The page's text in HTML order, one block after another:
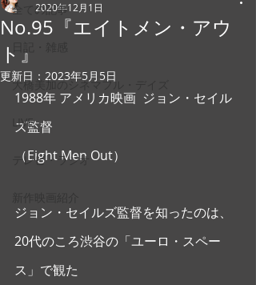
全ての記事
大橋美加のシネマフル・デイズ
LIVE
テレビ・ラジオ
No.95『エイトメン・アウ
ト』
2020年12月1日
更新日： 2023年5月5日
1988年 アメリカ映画  ジョン・セイル
ズ監督
（Eight Men Out）
ジョン・セイルズ監督を知ったのは、
20代のころ渋谷の「ユーロ・スペー
ス」で観た